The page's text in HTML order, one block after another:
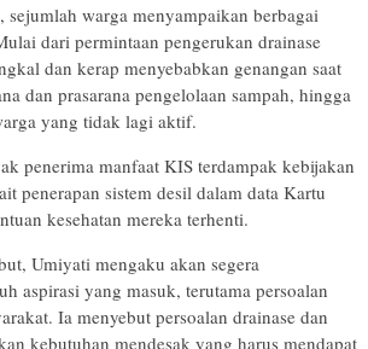
sejumlah warga menyampaikan berbagai
dari permintaan pengerukan drainase
dan kerap menyebabkan genangan saat
dan prasarana pengelolaan sampah, hingga
yang tidak lagi aktif.
penerima manfaat KIS terdampak kebijakan
penerapan sistem desil dalam data Kartu
kesehatan mereka terhenti.
Umiyati mengaku akan segera
aspirasi yang masuk, terutama persoalan
Ia menyebut persoalan drainase dan
kebutuhan mendesak yang harus mendapat